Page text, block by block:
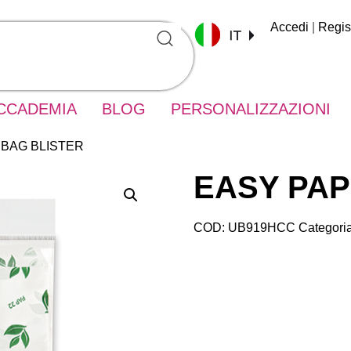
Accedi
BLOG PERSONALIZZAZIONI
BLISTER
EASY
COD: UB919HCC